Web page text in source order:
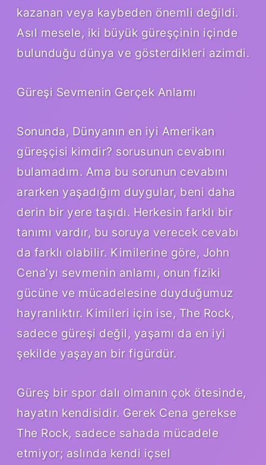
kazanan veya kaybeden önemli değildi.
Asıl mesele, iki büyük güreşçinin içinde
bulunduğu dünya ve gösterdikleri azimdi.
Güreşi Sevmenin Gerçek Anlamı
Sonunda, Dünyanın en iyi Amerikan
güreşçisi kimdir? sorusunun cevabını
bulamadım. Ama bu sorunun cevabını
ararken yaşadığım duygular, beni daha
derin bir yere taşıdı. Herkesin farklı bir
tanımı vardır, bu soruya verecek cevabı
da farklı olabilir. Kimilerine göre, John
Cena’yı sevmenin anlamı, onun fiziki
gücüne ve mücadelesine duyduğumuz
hayranlıktır. Kimileri için ise, The Rock,
sadece güreşi değil, yaşamı da en iyi
şekilde yaşayan bir figürdür.
Güreş bir spor dalı olmanın çok ötesinde,
hayatın kendisidir. Gerek Cena gerekse
The Rock, sadece sahada mücadele
etmiyor; aslında kendi içsel